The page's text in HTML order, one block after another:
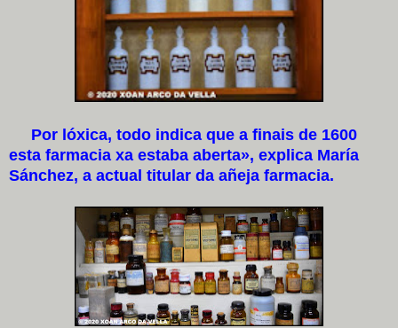
Por lóxica, todo indica que a finais de 1600
esta farmacia xa estaba aberta», explica María
Sánchez, a actual titular da añeja farmacia.